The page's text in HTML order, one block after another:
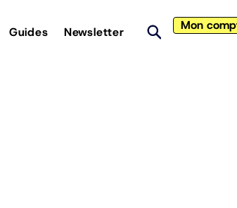
Guides Newsletter Mon